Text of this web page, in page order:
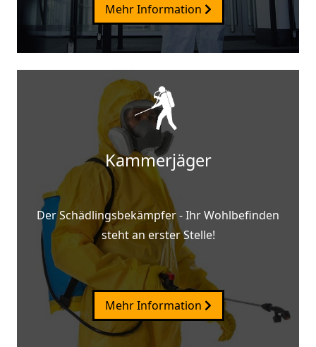
Mehr Information
Kammerjäger
Der Schädlingsbekämpfer - Ihr Wohlbefinden
steht an erster Stelle!
Mehr Information